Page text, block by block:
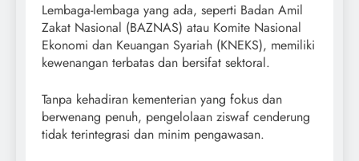
Lembaga-lembaga yang ada, seperti Badan Amil
Zakat Nasional (BAZNAS) atau Komite Nasional
Ekonomi dan Keuangan Syariah (KNEKS), memiliki
kewenangan terbatas dan bersifat sektoral.
Tanpa kehadiran kementerian yang fokus dan
berwenang penuh, pengelolaan ziswaf cenderung
tidak terintegrasi dan minim pengawasan.